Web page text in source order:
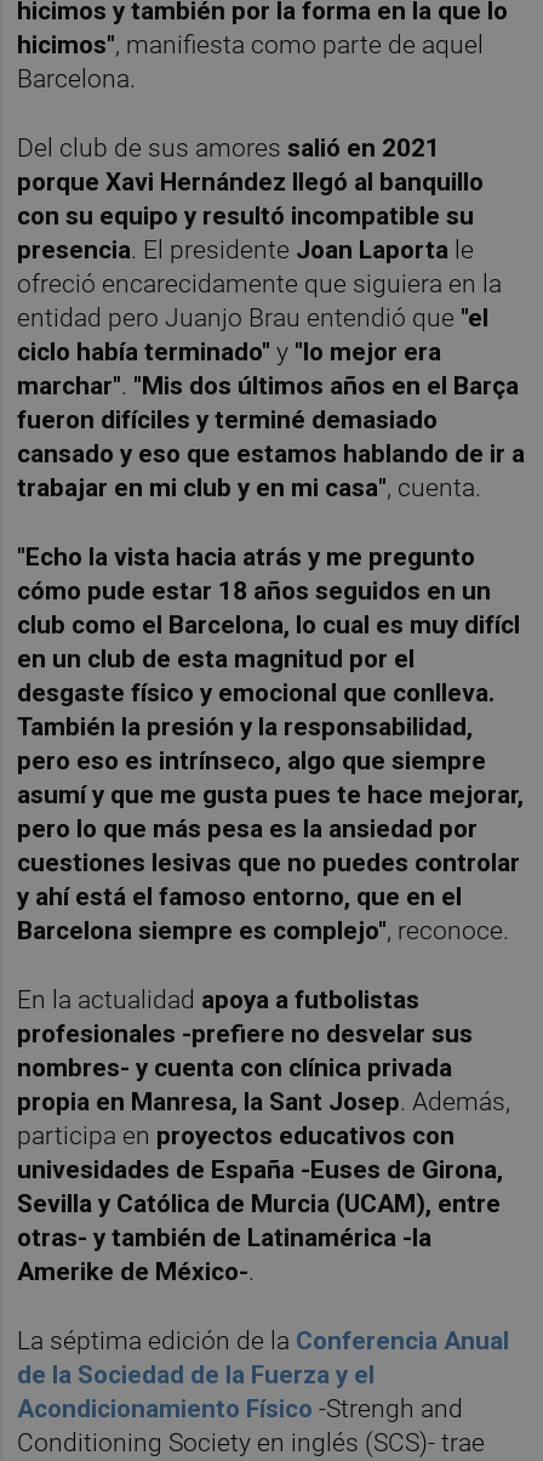
hicimos y también por la forma en la que lo
hicimos", manifiesta como parte de aquel
Barcelona.
Del club de sus amores salió en 2021
porque Xavi Hernández llegó al banquillo
con su equipo y resultó incompatible su
presencia. El presidente Joan Laporta le
ofreció encarecidamente que siguiera en la
entidad pero Juanjo Brau entendió que "el
ciclo había terminado"y "lo mejor era
marchar". "Mis dos últimos años en el Barça
fueron difíciles y terminé demasiado
cansado y eso que estamos hablando de ir a
trabajar en mi club y en mi casa", cuenta.
"Echo la vista hacia atrás y me pregunto
cómo pude estar 18 años seguidos en un
club como el Barcelona, lo cual es muy difícl
en un club de esta magnitud por el
desgaste físico y emocional que conlleva.
También la presión y la responsabilidad,
pero eso es intrínseco, algo que siempre
asumí y que me gusta pues te hace mejorar,
pero lo que más pesa es la ansiedad por
cuestiones lesivas que no puedes controlar
y ahí está el famoso entorno, que en el
Barcelona siempre es complejo", reconoce.
En la actualidad apoya a futbolistas
profesionales -prefiere no desvelar sus
nombres- y cuenta con clínica privada
propia en Manresa, la Sant Josep. Además,
participa en proyectos educativos con
univesidades de España -Euses de Girona,
Sevilla y Católica de Murcia (UCAM), entre
otras- y también de Latinamérica -la
Amerike de México-.
La séptima edición de la Conferencia Anual
de la Sociedad de la Fuerza y el
Acondicionamiento Físico -Strengh and
Conditioning Society en inglés (SCS)- trae